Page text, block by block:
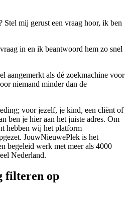
mij gerust een vraag hoor, ik ben
in en ik beantwoord hem zo snel
aangemerkt als dé zoekmachine voor
niemand minder dan de
voor jezelf, je kind, een cliënt of
ben je hier aan het juiste adres. Om
hebben wij het platform
JouwNieuwePlek is het
begeleid werk met meer als 4000
Nederland.
filteren op